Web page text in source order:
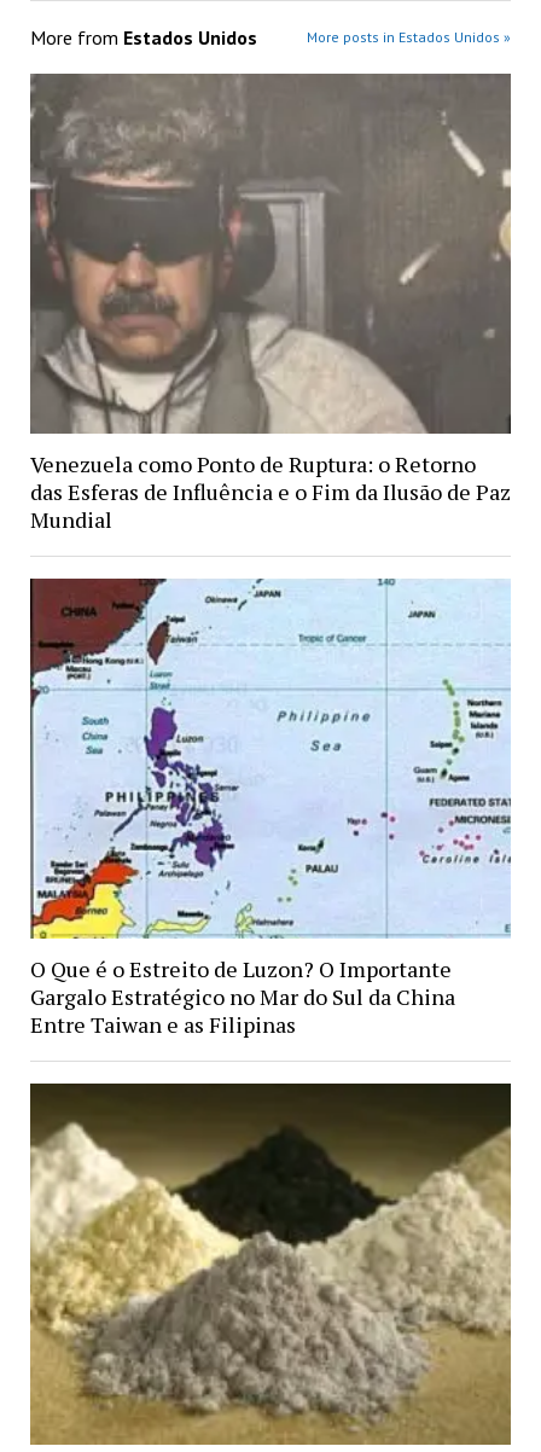
More from Estados Unidos More posts in Estados Unidos »
Venezuela como Ponto de Ruptura: o Retorno
das Esferas de Influência e o Fim da Ilusão de Paz
Mundial
O Que é o Estreito de Luzon? O Importante
Gargalo Estratégico no Mar do Sul da China
Entre Taiwan e as Filipinas